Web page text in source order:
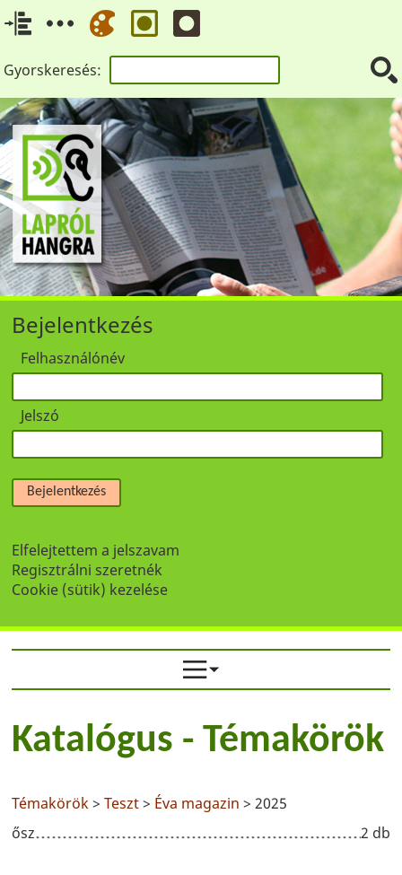
Gyorskeresés:
Bejelentkezés
Felhasználónév
Jelszó
Bejelentkezés
Elfelejtettem a jelszavam
Regisztrálni szeretnék
Cookie (sütik) kezelése
Katalógus - Témakörök
Témakörök>Teszt> Éva magazin > 2025
ősz
2 db